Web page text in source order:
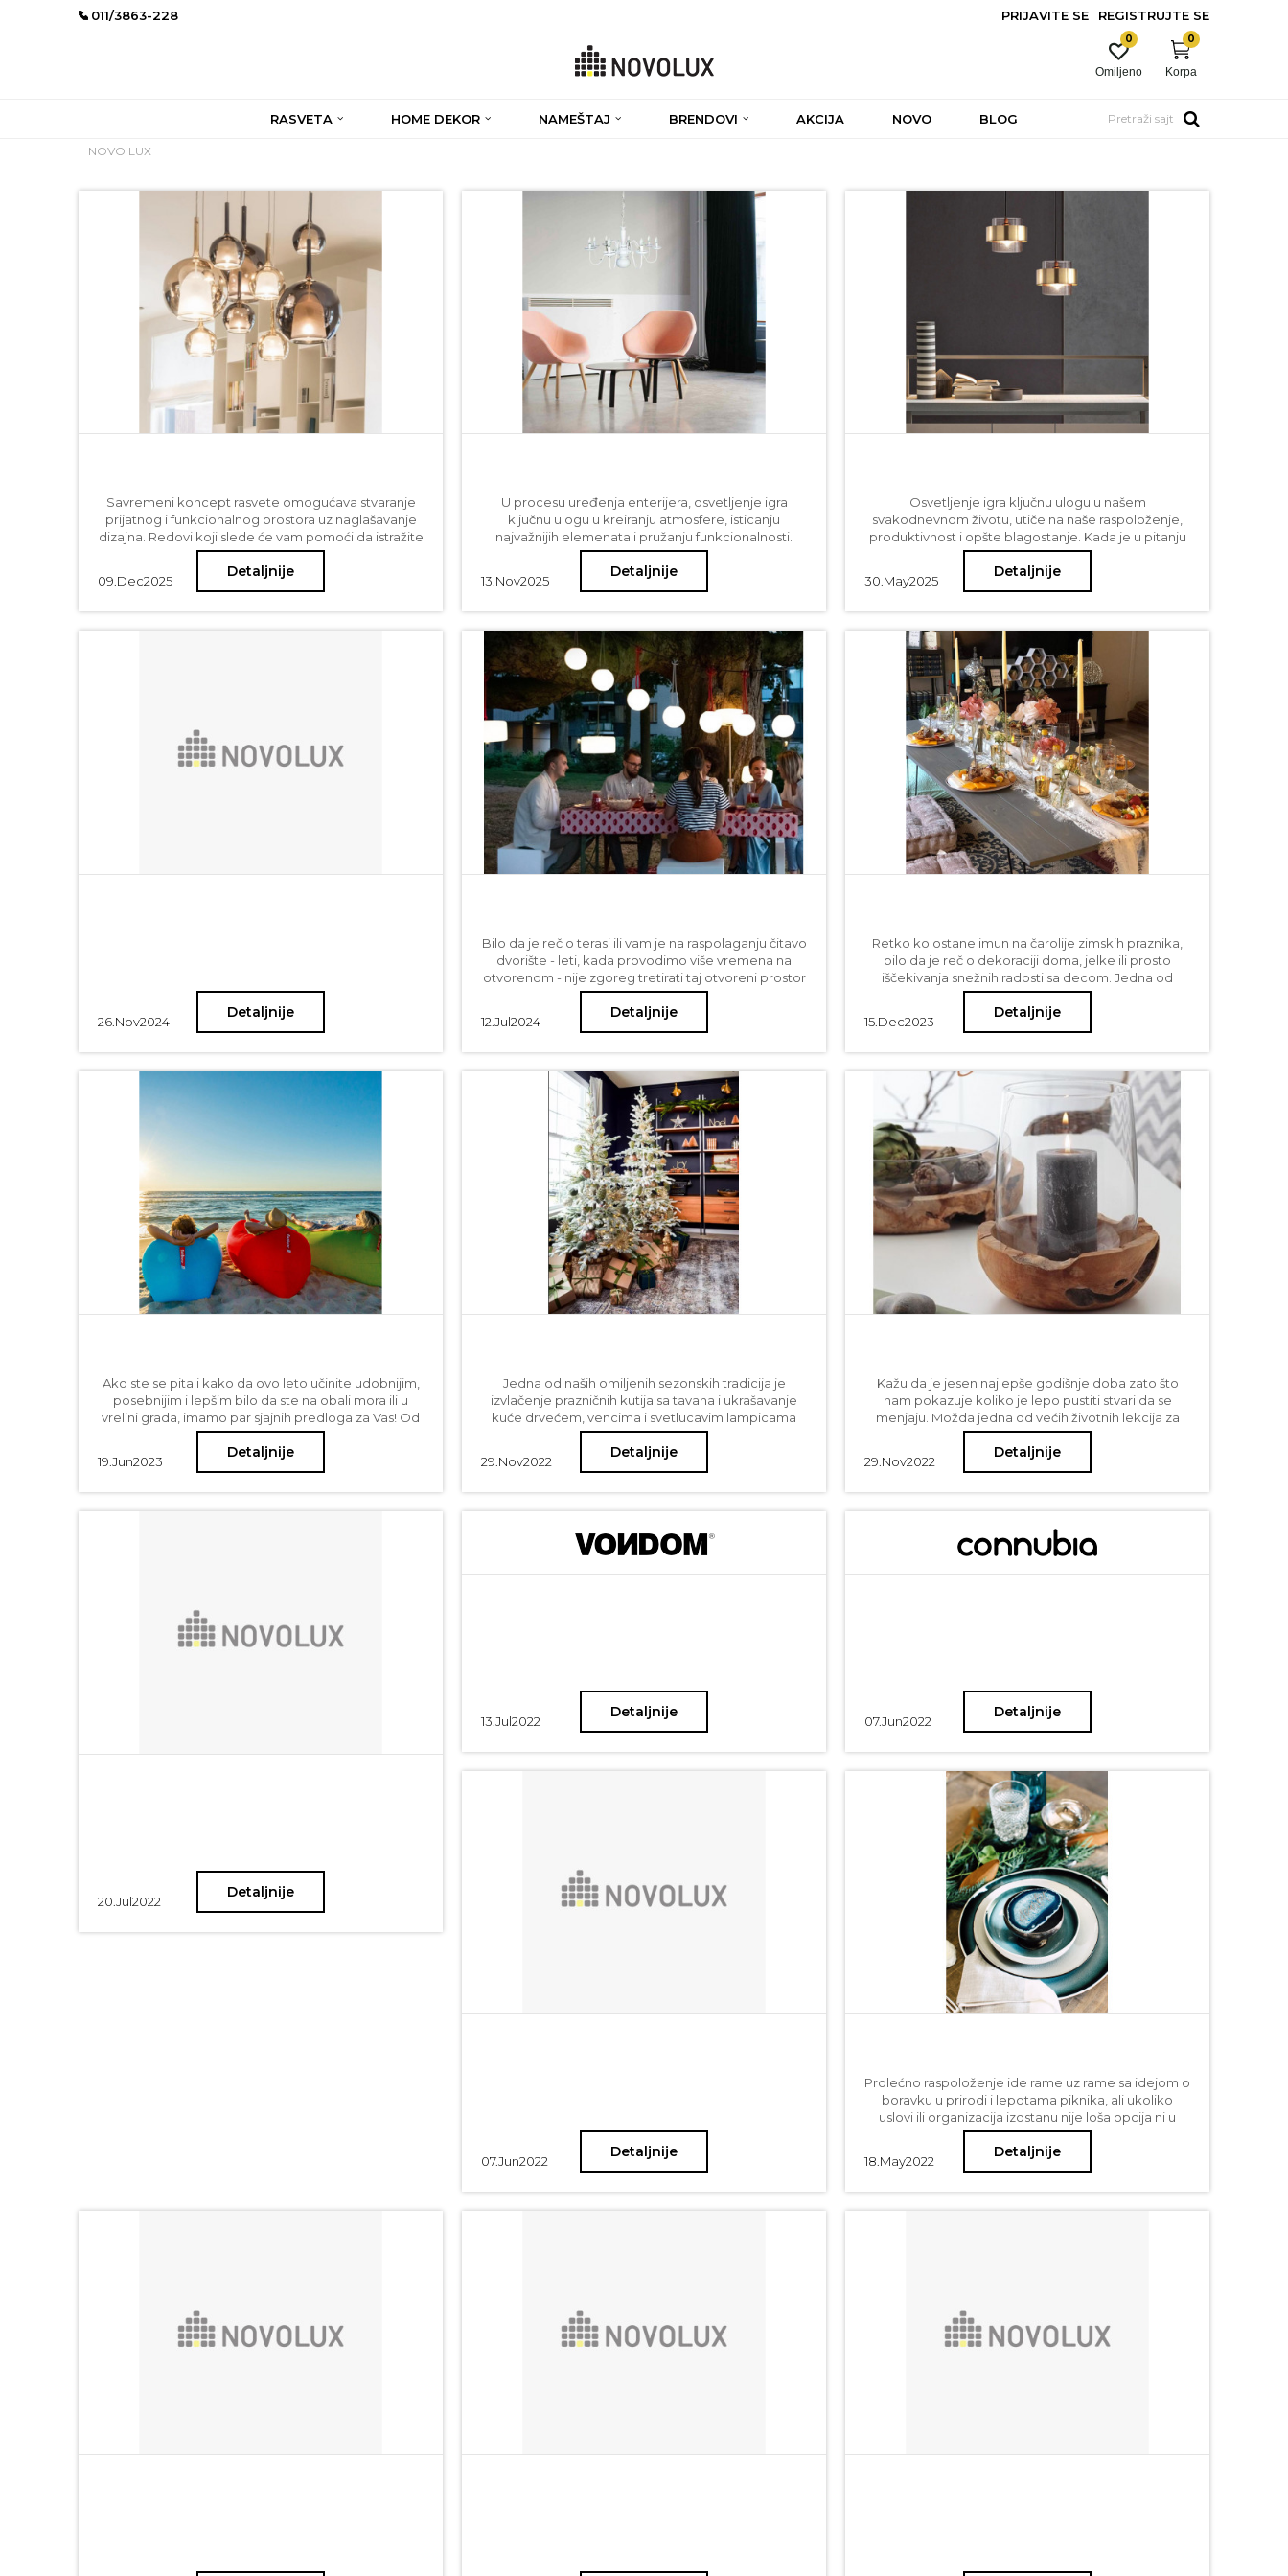
011/3863-228 PRIJAVITE SE REGISTRUJTE SE
Korpa
0
Omiljeno
0
RASVETA HOME DEKOR NAMEŠTAJ BRENDOVI AKCIJA NOVO BLOG Pretraži sajt
NOVO LUX
09.Dec2025
Savremeni koncept rasvete omogućava stvaranje
prijatnog i funkcionalnog prostora uz naglašavanje
dizajna. Redovi koji slede će vam pomoći da istražite
različite opcije modernog osvetljenja, fokusirajući se
na viseće rasvetne elemente - lustere, visilice,
linearne lustere sa drvenim ili metalnim osnovama...
Detaljnije
13.Nov2025
U procesu uređenja enterijera, osvetljenje igra
ključnu ulogu u kreiranju atmosfere, isticanju
najvažnijih elemenata i pružanju funkcionalnosti.
Rasvetna tela i uopšte tema rasvete jedna je od
glavnih tema kojom se bavimo kada hoćemo da naš
prostor zasija u svom najlepšem svetlu. Među
elegancijom i tradicijom unose poseban šarm u
svaki prostor. Posebno su interesantni u očigledno
savremenim enterijerskim rešenjima jer upravo
kontrastom koji nude ističu i lepotu prostora i svoju
sopstvenu lepotu. U ovom blog postu saznajte više o
ovim vrstama osvetljenja i kako odabrati idealan
model koji će se uklopiti u vaš stil i potrebe.
Detaljnije
30.May2025
Osvetljenje igra ključnu ulogu u našem
svakodnevnom životu, utiče na naše raspoloženje,
produktivnost i opšte blagostanje. Kada je u pitanju
stvaranje savršenog ambijenta u vašem domu ili
kancelariji, odabir pravog lustera ili viseće rasvete
može učiniti ogromnu razliku. Dobro osvetljenje ne
prostor u toplo i privlačno okruženje, čineći ga
udobnijim i funkcionalnijim za različite aktivnosti.
Štaviše, adekvatno plafonsko osvetljenje može
poslužiti kao fokusna tačka, povezujući različite
elemente vašeg dekora i stvarajući kohezivan
izgled. Imajući ovo na umu, hajde da istražimo kako
da izaberete savršenu visilicu ili luster za vaš prostor.
Detaljnije
26. Nov2024
Detaljnije
12. Jul2024
Bilo da je reč o terasi ili vam je na raspolaganju čitavo
dvorište - leti, kada provodimo više vremena na
otvorenom - nije zgoreg tretirati taj otvoreni prostor
kao važan životni ambijent i učiniti ga udobnijim za
duge letnje večeri sa porodicom i prijateljima.
Detaljnije
15. Dec2023
Retko ko ostane imun na čarolije zimskih praznika,
bilo da je reč o dekoraciji doma, jelke ili prosto
iščekivanja snežnih radosti sa decom. Jedna od
stvari koja daje posebnu čar predstojećem periodu
slavlja jeste praznična trpeza. Evo naših predloga
kako da u tri laka koraka ove godine uređenje
Detaljnije
19. Jun2023
Ako ste se pitali kako da ovo leto učinite udobnijim,
posebnijim i lepšim bilo da ste na obali mora ili u
vrelini grada, imamo par sjajnih predloga za Vas! Od
lejzibeg avantura, ležaljki i nesvakidašnjih
suncobrana, preko fenjera i svećnjaka za terase i
dvorišta do visećih, stonih i podnih lampica za
Detaljnije
29. Nov2022
Jedna od naših omiljenih sezonskih tradicija je
izvlačenje prazničnih kutija sa tavana i ukrašavanje
kuće drvećem, vencima i svetlucavim lampicama
dok neka nežna muzika svira u pozadini. Ove
sezone ćemo ukrasiti naše domove jarkim bojama i
recikliranim materijalima, uz neke godišnje favorite. I
već je promenila i način na koji ih ukrašavamo. Mnogi
ljudi preskaču tradicionalni crveni i zeleni dekor radi
razigranih, netradicionalnih akcenta. Drugi prihvataju
Detaljnije
29. Nov2022
Kažu da je jesen najlepše godišnje doba zato što
nam pokazuje koliko je lepo pustiti stvari da se
menjaju. Možda jedna od većih životnih lekcija za
sve nas jeste da naučimo da dozvolimo promenu, da
je lakše prihvatimo, jer ne samo da je neminovna,
već je i poželjna. Možda je recept početi od malih
dozvolite promenu.
Detaljnije
20.Jul2022
Detaljnije
13. Jul2022
Detaljnije
07.Jun2022
Detaljnije
07.Jun2022
Detaljnije
18.May2022
Prolećno raspoloženje ide rame uz rame sa idejom o
boravku u prirodi i lepotama piknika, ali ukoliko
uslovi ili organizacija izostanu nije loša opcija ni u
udobnosti doma kreirati ambijent koji priziva
prirodu. Naravno da je dnevni boravak onaj glavni,
neizostavni kutak u kome se svi sreću i dele
Detaljnije